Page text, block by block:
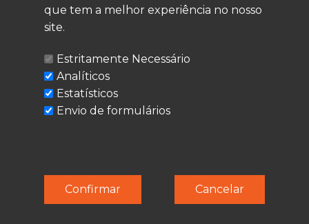
LEGAL
Política de Privacidade
Termos de Utilização
Cookies
© Techolder. Todos os direitos reservados.
SmashLine
que tem a melhor experiência no nosso
site.
Estritamente Necessário
Analíticos
Estatísticos
Envio de formulários
Cancelar
Confirmar